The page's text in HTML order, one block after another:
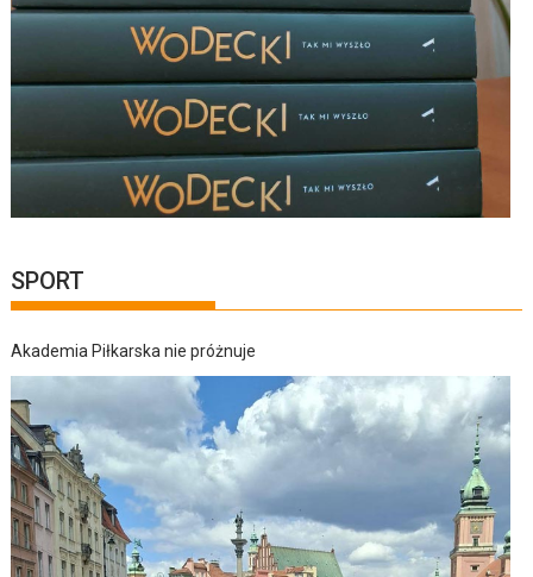
SPORT
Akademia Piłkarska nie próżnuje